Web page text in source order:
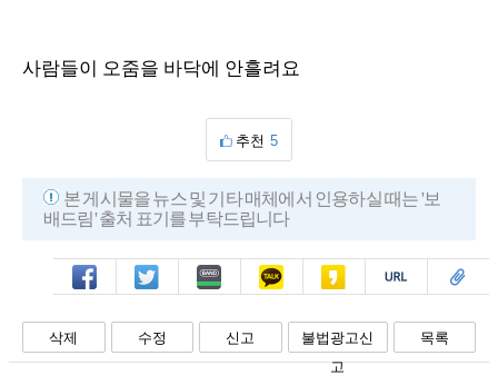
사람들이 오줌을 바닥에 안흘려요
추천 5
본 게시물을 뉴스 및 기타 매체에서 인용하실 때는 '보
배드림' 출처 표기를 부탁드립니다
페북 트윗 밴드 카톡 카스 복사 스크랩
삭제 수정 신고
불법광고신
고
목록